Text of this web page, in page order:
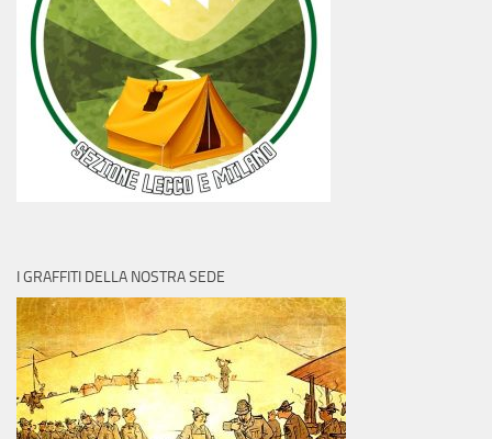
I GRAFFITI DELLA NOSTRA SEDE